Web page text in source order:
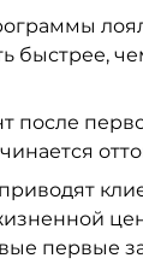
быстрее,
после
первые